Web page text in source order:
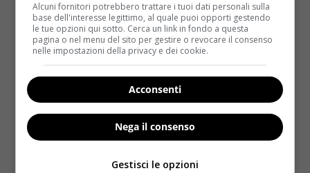
Sesso: Soft Paris e i suoi sexy toys arrivano
Alcuni fornitori potrebbero trattare i tuoi dati personali sulla
base dell'interesse legittimo, al quale puoi opporti gestendo
le tue opzioni qui sotto. Cerca un link in fondo a questa
pagina o nel menu del sito per gestire o revocare il consenso
nelle impostazioni della privacy e dei cookie.
Acconsenti
Nega il consenso
Gestisci le opzioni